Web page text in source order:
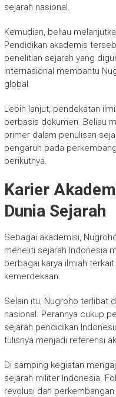
sejarah nasional.
Kemudian, beliau
Pendidikan akademis
penelitian sejarah yang
internasional membantu
global.
Lebih lanjut, pendekatan
berbasis dokumen. Beliau
primer dalam penulisan
pengaruh pada
berikutnya.
Karier
Dunia Sejarah
Sebagai akademisi,
meneliti sejarah Indonesia
berbagai karya ilmiah
kemerdekaan.
Selain itu, Nugroho terlibat
nasional. Perannya cukup
sejarah pendidikan
tulisnya menjadi referensi
Di samping kegiatan
sejarah militer Indonesia.
revolusi dan